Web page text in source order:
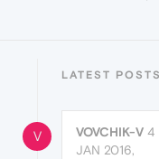
LATEST
V VOVCHIK-V 4
JAN 2016,